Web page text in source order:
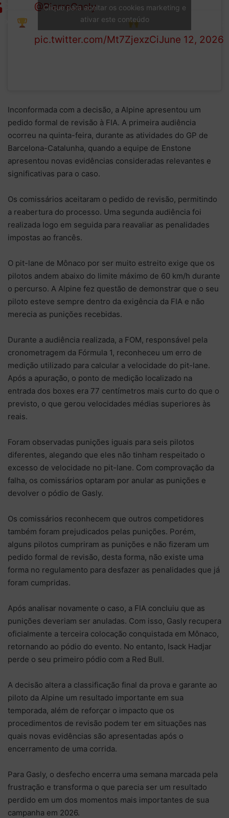
GASLY
@PierreGasly‘s third place
has been reinstated
pic.twitter.com/Mt7ZjexzCi
Team
June 12, 2026
Clique para aceitar os cookies marketing e
ativar este conteúdo
Inconformada com a decisão, a Alpine apresentou um
pedido formal de revisão à FIA. A primeira audiência
ocorreu na quinta-feira, durante as atividades do GP de
Barcelona-Catalunha, quando a equipe de Enstone
apresentou novas evidências consideradas relevantes e
significativas para o caso.
Os comissários aceitaram o pedido de revisão, permitindo
a reabertura do processo. Uma segunda audiência foi
realizada logo em seguida para reavaliar as penalidades
impostas ao francês.
O pit-lane de Mônaco por ser muito estreito exige que os
pilotos andem abaixo do limite máximo de 60 km/h durante
o percurso. A Alpine fez questão de demonstrar que o seu
piloto esteve sempre dentro da exigência da FIA e não
merecia as punições recebidas.
Durante a audiência realizada, a FOM, responsável pela
cronometragem da Fórmula 1, reconheceu um erro de
medição utilizado para calcular a velocidade do pit-lane.
Após a apuração, o ponto de medição localizado na
entrada dos boxes era 77 centímetros mais curto do que o
previsto, o que gerou velocidades médias superiores às
reais.
Foram observadas punições iguais para seis pilotos
diferentes, alegando que eles não tinham respeitado o
excesso de velocidade no pit-lane. Com comprovação da
falha, os comissários optaram por anular as punições e
devolver o pódio de Gasly.
Os comissários reconhecem que outros competidores
também foram prejudicados pelas punições. Porém,
alguns pilotos cumpriram as punições e não fizeram um
pedido formal de revisão, desta forma, não existe uma
forma no regulamento para desfazer as penalidades que já
foram cumpridas.
Após analisar novamente o caso, a FIA concluiu que as
punições deveriam ser anuladas. Com isso, Gasly recupera
oficialmente a terceira colocação conquistada em Mônaco,
retornando ao pódio do evento. No entanto, Isack Hadjar
perde o seu primeiro pódio com a Red Bull.
A decisão altera a classificação final da prova e garante ao
piloto da Alpine um resultado importante em sua
temporada, além de reforçar o impacto que os
procedimentos de revisão podem ter em situações nas
quais novas evidências são apresentadas após o
encerramento de uma corrida.
Para Gasly, o desfecho encerra uma semana marcada pela
frustração e transforma o que parecia ser um resultado
perdido em um dos momentos mais importantes de sua
campanha em 2026.